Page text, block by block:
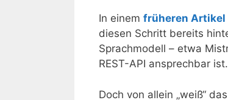
In einem früheren Artikel
diesen Schritt bereits
Sprachmodell – etwa
REST-API ansprechbar ist.
Doch von allein „weiß“